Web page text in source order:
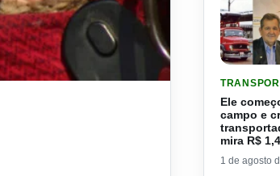
Ele
campo e
mira R$
1 de agosto